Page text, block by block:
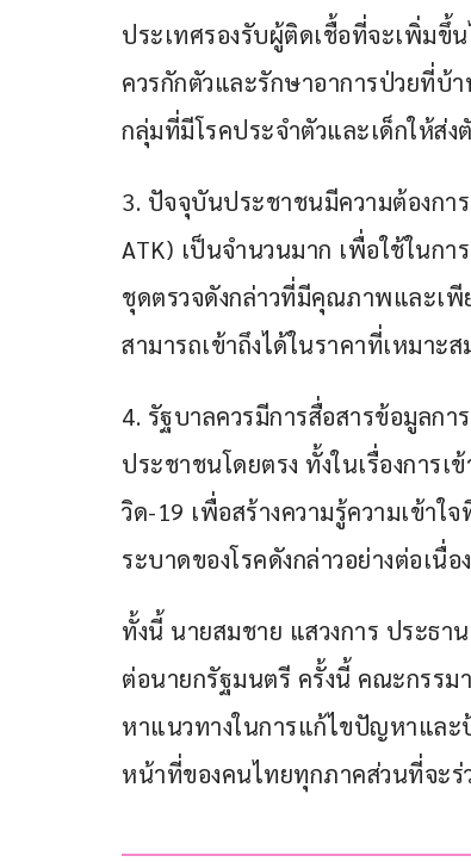
ประเทศรองรับผู้ติดเชื้อที่จะเพิ่มขึ้
ควรกักตัวและรักษาอาการป่วยที่บ้
กลุ่มที่มีโรคประจำตัวและเด็กให้ส่
3. ปัจจุบันประชาชนมีความต้องกา
ATK) เป็นจำนวนมาก เพื่อใช้ในกา
ชุดตรวจดังกล่าวที่มีคุณภาพและเพี
สามารถเข้าถึงได้ในราคาที่เหมาะ
4. รัฐบาลควรมีการสื่อสารข้อมูลก
ประชาชนโดยตรง ทั้งในเรื่องการ
วิด-19 เพื่อสร้างความรู้ความเข้าใ
ระบาดของโรคดังกล่าวอย่างต่อเนื่อง
ทั้งนี้ นายสมชาย แสวงการ ประธา
ต่อนายกรัฐมนตรี ครั้งนี้ คณะกรรม
หาแนวทางในการแก้ไขปัญหาและ
หน้าที่ของคนไทยทุกภาคส่วนที่จะ